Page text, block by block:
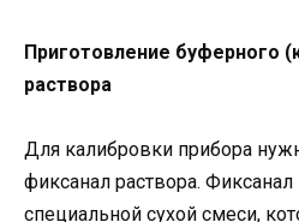
Приготовление буферного
раствора
Для калибровки прибора
фиксанал раствора. Фиксанал
специальной сухой смеси,